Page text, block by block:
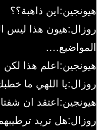
هيونجين:اين ذاهبة؟؟
روزال:هيون هذا ليس
المواضيع….
هيونجين:اعلم هذا
روزال:يا اللهي ما
هيونجين:اعتقد ان
روزال:هل تريد